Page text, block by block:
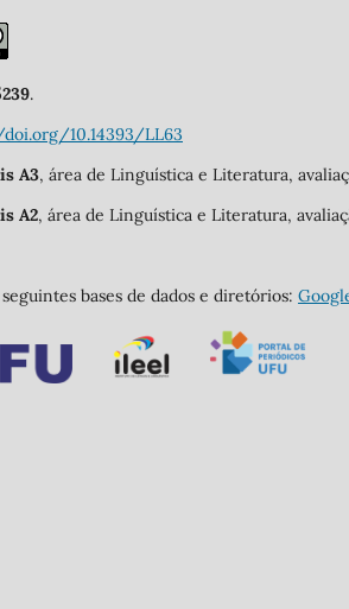
.
10.14393/LL63
A3, área de Linguística e Literatura,
A2, área de Linguística e Literatura,
seguintes bases de dados e diretórios: